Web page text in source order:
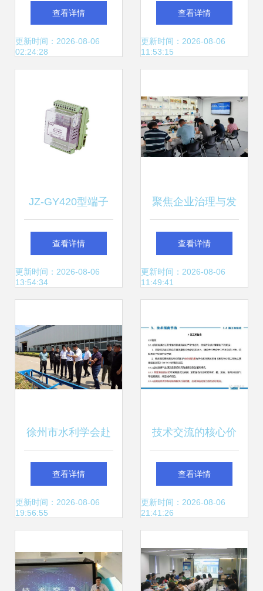
密封材料技术交流
暨产品展示会 技术
查看详情
更新时间：2026-08-06
02:24:28
析 气动交流电阻焊
的核心优势与选型
查看详情
更新时间：2026-08-06
11:53:15
JZ-GY420型端子
排静态中间继电器
技术详解与上海上
查看详情
更新时间：2026-08-06
13:54:34
聚焦企业治理与发
展创新之路 泰达中
小企业园开展共学
龙活动技术交流
查看详情
更新时间：2026-08-06
11:49:41
徐州市水利学会赴
山东东宏管业股份
技术考察与交流活
查看详情
更新时间：2026-08-06
19:56:55
技术交流的核心价
值 智慧共享与企业
创新
查看详情
更新时间：2026-08-06
21:41:26